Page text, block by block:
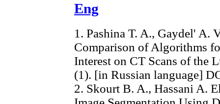
Eng
1. Pashina T. A., Gaydel' A.
Comparison of Algorithms
Interest on CT Scans of the
(1). [in Russian language]
2. Skourt B. A., Hassani A.